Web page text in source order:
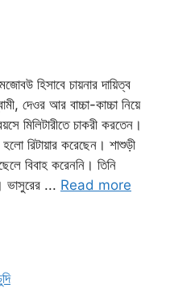
হিসাবে চায়নার দায়িত্ব
দেওর আর বাচ্চা-কাচ্চা নিয়ে
মিলিটারীতে চাকরী করতেন।
রিটায়ার করেছেন। শাশুড়ী
বিবাহ করেননি। তিনি
ভাসুরের ... Read more